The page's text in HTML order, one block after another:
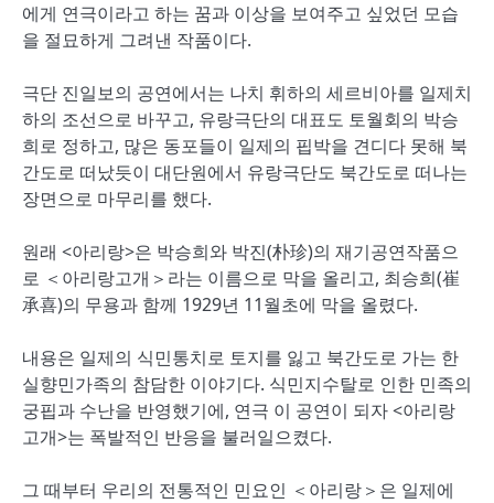
에게 연극이라고 하는 꿈과 이상을 보여주고 싶었던 모습
을 절묘하게 그려낸 작품이다.
극단 진일보의 공연에서는 나치 휘하의 세르비아를 일제치
하의 조선으로 바꾸고, 유랑극단의 대표도 토월회의 박승
희로 정하고, 많은 동포들이 일제의 핍박을 견디다 못해 북
간도로 떠났듯이 대단원에서 유랑극단도 북간도로 떠나는
장면으로 마무리를 했다.
원래 <아리랑>은 박승희와 박진(朴珍)의 재기공연작품으
로 ＜아리랑고개＞라는 이름으로 막을 올리고, 최승희(崔
承喜)의 무용과 함께 1929년 11월초에 막을 올렸다.
내용은 일제의 식민통치로 토지를 잃고 북간도로 가는 한
실향민가족의 참담한 이야기다. 식민지수탈로 인한 민족의
궁핍과 수난을 반영했기에, 연극 이 공연이 되자 <아리랑
고개>는 폭발적인 반응을 불러일으켰다.
그 때부터 우리의 전통적인 민요인 ＜아리랑＞은 일제에